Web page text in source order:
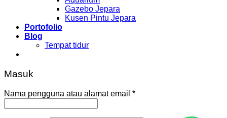
Gazebo Jepara
Kusen Pintu Jepara
Portofolio
Blog
Tempat tidur
Masuk
Nama pengguna atau alamat email *